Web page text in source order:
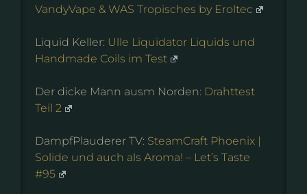
VandyVape & WAS Tropisches by Eroltec
Liquid Keller: Ulle Liquidator Liquids und
Handmade Coils im Test
Der dicke Mann ausm Norden: Drahttest
Teil 2
DampfPlauderer TV: SteamCraft Phoenix |
Solide und auch als Aroma! – Let’s Taste
#95